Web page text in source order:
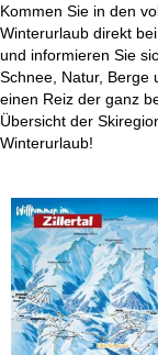
Kommen Sie in den
Winterurlaub direkt
und informieren Sie
Schnee, Natur, Berge
einen Reiz der ganz
Übersicht der
Winterurlaub!